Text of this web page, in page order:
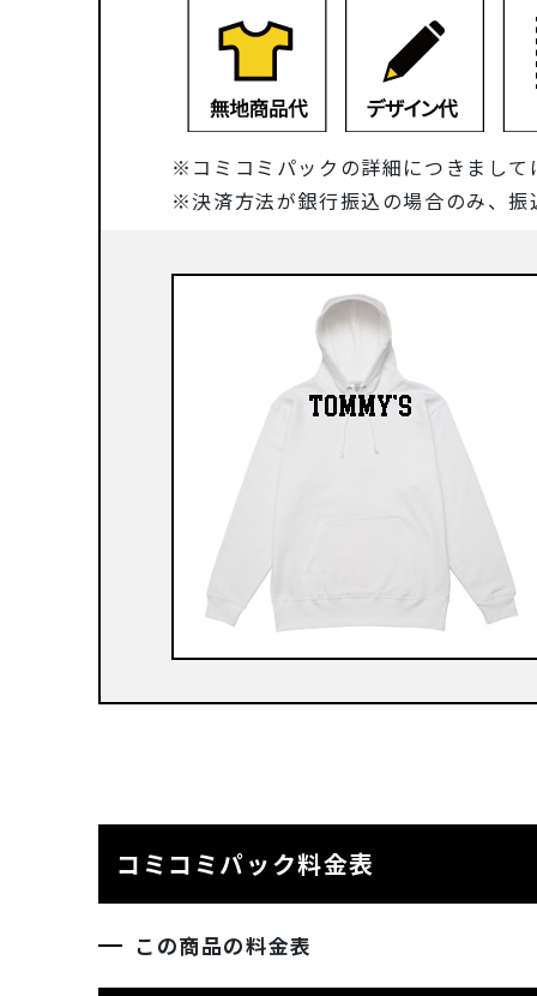
コミコミパックの詳細につきまして
決済方法が銀行振込の場合のみ、
コミコミパック料金表
この商品の料金表